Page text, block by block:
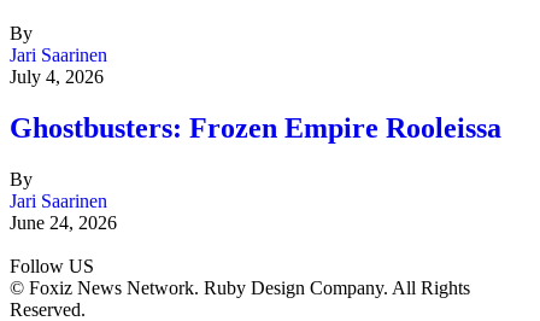
By
Jari Saarinen
July 4, 2026
Ghostbusters: Frozen Empire Rooleissa
By
Jari Saarinen
June 24, 2026
Follow US
© Foxiz News Network. Ruby Design Company. All Rights
Reserved.